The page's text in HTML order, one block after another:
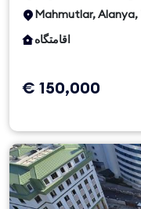
Mahmutlar, Alanya,
اقامتگاه
€ 150,000